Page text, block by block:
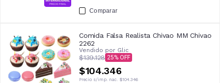
Comparar
Comida Falsa Realista Chivao MM Chivao
2262
Vendido por Glic
$139.128 25
$104.346
Precio s/imp. nac. $104.346